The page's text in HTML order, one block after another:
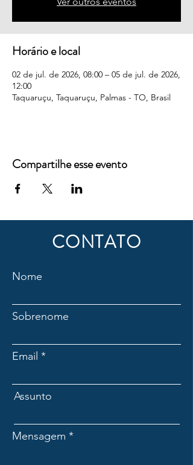
Horário e local
02 de jul. de 2026, 08:00 – 05 de jul. de 2026,
12:00
Taquaruçu, Taquaruçu, Palmas - TO, Brasil
Compartilhe esse evento
CONTATO
Nome
Sobrenome
Email
Assunto
Mensagem